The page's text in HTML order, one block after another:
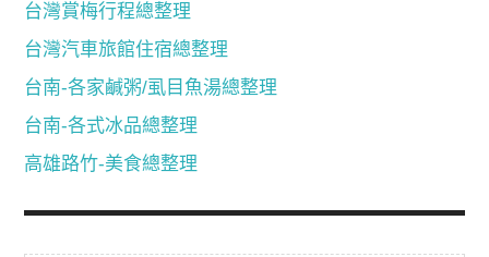
台灣賞梅行程總整理
台灣汽車旅館住宿總整理
台南-各家鹹粥/虱目魚湯總整理
台南-各式冰品總整理
高雄路竹-美食總整理